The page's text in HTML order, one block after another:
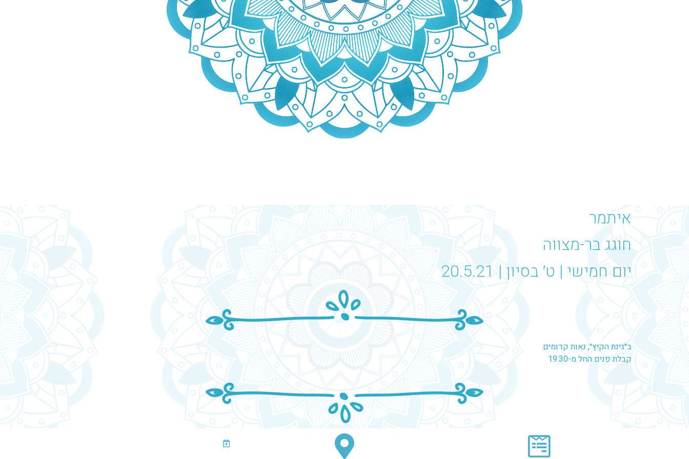
איתמר
חוגג בר-מצווה
יום חמישי | ט׳ בסיון | 20.5.21
ב״גינת הקיץ״, נאות קדומים
קבלת פנים החל מ-19:30